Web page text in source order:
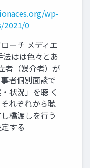
wp-
2021/0
ーチ メディエ
はは色々とあ
者（媒介者）が
者個別面談で
状況」を聴 く
れぞれから聴
橋渡しを行う
する